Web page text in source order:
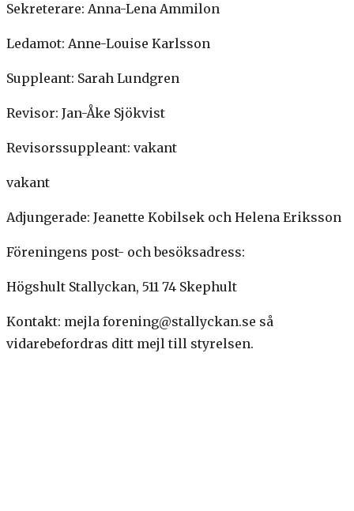
Sekreterare: Anna-Lena Ammilon
Ledamot: Anne-Louise Karlsson
Suppleant: Sarah Lundgren
Revisor: Jan-Åke Sjökvist
Revisorssuppleant: vakant
vakant
Adjungerade: Jeanette Kobilsek och Helena Eriksson
Föreningens post- och besöksadress:
Högshult Stallyckan, 511 74 Skephult
Kontakt: mejla forening@stallyckan.se så
vidarebefordras ditt mejl till styrelsen.